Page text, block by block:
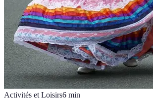
Activités et Loisirs6 min